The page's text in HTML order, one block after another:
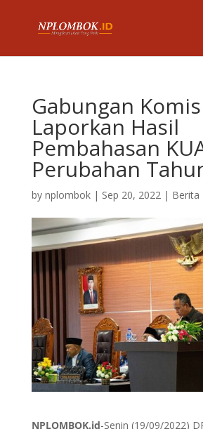
Gabungan
Laporkan Hasil
Pembahasan
Perubahan
by nplombok| Sep 20, 2022| Berita
NPLOMBOK.id-Senin (19/09/2022)